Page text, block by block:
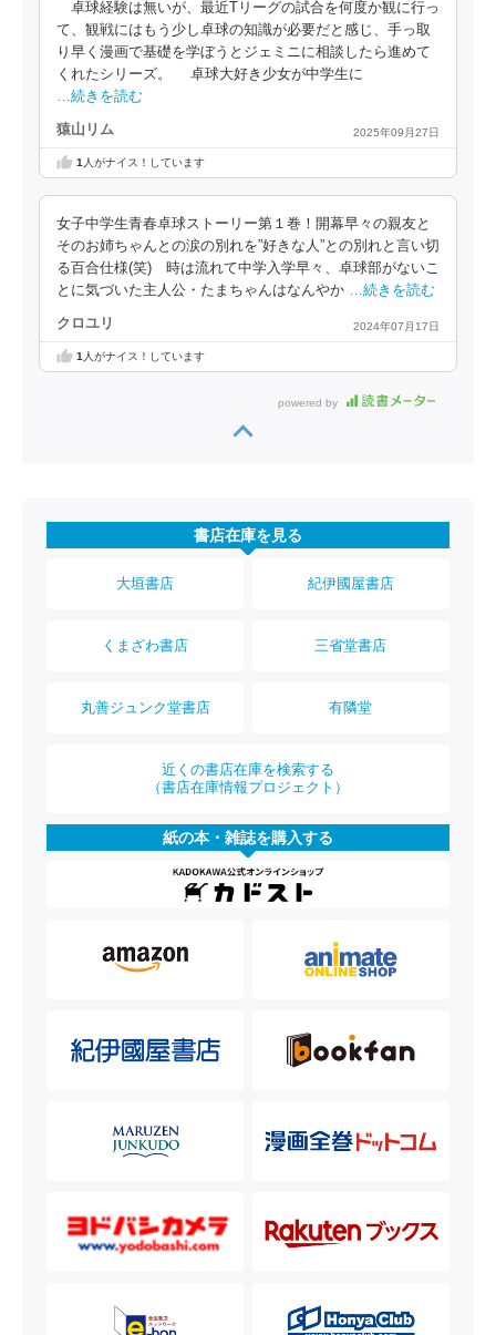
卓球経験は無いが、最近Tリーグの試合を何度か観に行っ
て、観戦にはもう少し卓球の知識が必要だと感じ、手っ取
り早く漫画で基礎を学ぼうとジェミニに相談したら進めて
くれたシリーズ。 卓球大好き少女が中学生に
…続きを読む
猿山リム 2025年09月27日
1 人がナイス！しています
女子中学生青春卓球ストーリー第１巻！開幕早々の親友と
そのお姉ちゃんとの涙の別れを”好きな人”との別れと言い切
る百合仕様(笑) 時は流れて中学入学早々、卓球部がないこ
とに気づいた主人公・たまちゃんはなんやか …続きを読む
クロユリ 2024年07月17日
1 人がナイス！しています
powered by
書店在庫を見る
大垣書店 紀伊國屋書店
くまざわ書店 三省堂書店
丸善ジュンク堂書店 有隣堂
近くの書店在庫を検索する
（書店在庫情報プロジェクト）
紙の本・雑誌を購入する